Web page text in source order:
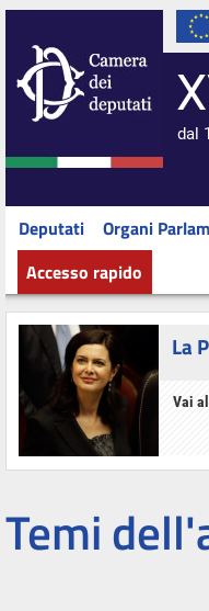
dal
Deputati Organi
Accesso rapido
La
Vai
Temi